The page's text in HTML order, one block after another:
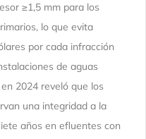
≥1,5 mm para los
lo que evita
por cada infracción
de aguas
2024 reveló que los
una integridad a la
años en efluentes con